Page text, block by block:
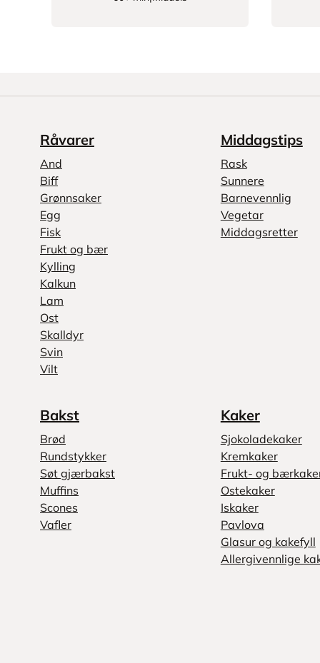
Råvarer
And
Biff
Grønnsaker
Egg
Fisk
Frukt og bær
Kylling
Kalkun
Lam
Ost
Skalldyr
Svin
Vilt
Middagstips
Rask
Sunnere
Barnevennlig
Vegetar
Middagsretter
Bakst
Brød
Rundstykker
Søt gjærbakst
Muffins
Scones
Vafler
Kaker
Sjokoladekaker
Kremkaker
Frukt- og
Ostekaker
Iskaker
Pavlova
Glasur og kakefyll
Allergivennlige